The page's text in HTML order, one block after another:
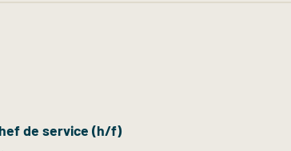
de service (h/f)